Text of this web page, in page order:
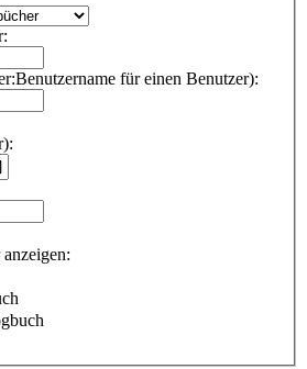
für einen Benutzer):